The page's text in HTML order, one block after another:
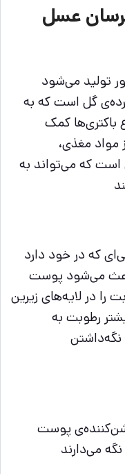
عسل
تولید می‌شود
گل است که به
باکتری‌ها کمک
مواد مغذی،
است که می‌تواند به
که در خود دارد
می‌شود پوست
را در لایه‌های زیرین
رطوبت به
پوست
می‌دارند